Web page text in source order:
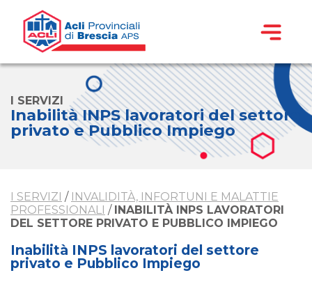
I SERVIZI
Inabilità INPS lavoratori del settore
privato e Pubblico Impiego
I SERVIZI / INVALIDITÀ, INFORTUNI E MALATTIE
PROFESSIONALI / INABILITÀ INPS LAVORATORI
DEL SETTORE PRIVATO E PUBBLICO IMPIEGO
Inabilità INPS lavoratori del settore
privato e Pubblico Impiego